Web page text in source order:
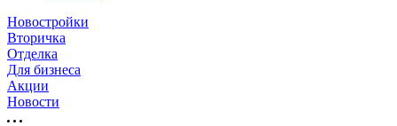
Новостройки
Вторичка
Отделка
Для бизнеса
Акции
Новости